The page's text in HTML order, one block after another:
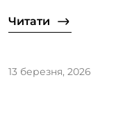
Читати
13 березня, 2026